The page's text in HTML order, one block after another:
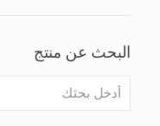
البحث عن منتج